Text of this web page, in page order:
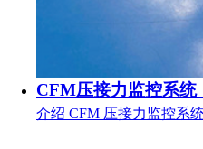
CFM压接力监控系
介绍 CFM 压接力监控系